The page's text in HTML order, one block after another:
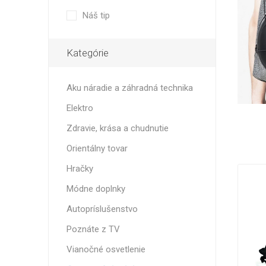
Kufre
Hračky
Poznáte z TV
Vianočné osvetlenie
Náš tip
Kategórie
Aku náradie a záhradná technika
Elektro
Zdravie, krása a chudnutie
Orientálny tovar
Hračky
Módne doplnky
Autopríslušenstvo
Poznáte z TV
Vianočné osvetlenie